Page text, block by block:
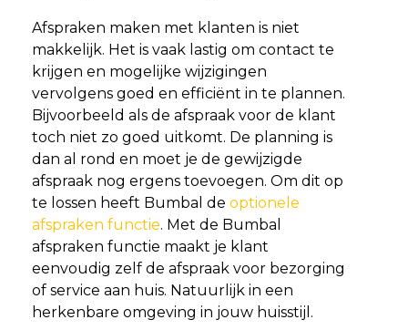
Afspraken maken met klanten is niet
makkelijk. Het is vaak lastig om contact te
krijgen en mogelijke wijzigingen
vervolgens goed en efficiënt in te plannen.
Bijvoorbeeld als de afspraak voor de klant
toch niet zo goed uitkomt. De planning is
dan al rond en moet je de gewijzigde
afspraak nog ergens toevoegen. Om dit op
te lossen heeft Bumbal de optionele
afspraken functie. Met de Bumbal
afspraken functie maakt je klant
eenvoudig zelf de afspraak voor bezorging
of service aan huis. Natuurlijk in een
herkenbare omgeving in jouw huisstijl.